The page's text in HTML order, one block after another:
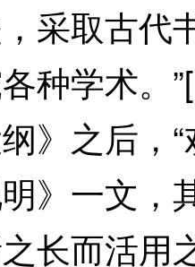
采取古代
种学术。
》之后，
》一文，
长而活用